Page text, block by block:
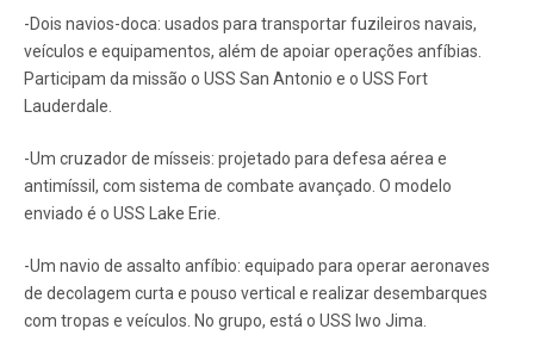
-Dois navios-doca: usados para transportar fuzileiros navais,
veículos e equipamentos, além de apoiar operações anfíbias.
Participam da missão o USS San Antonio e o USS Fort
Lauderdale.
-Um cruzador de mísseis: projetado para defesa aérea e
antimíssil, com sistema de combate avançado. O modelo
enviado é o USS Lake Erie.
-Um navio de assalto anfíbio: equipado para operar aeronaves
de decolagem curta e pouso vertical e realizar desembarques
com tropas e veículos. No grupo, está o USS Iwo Jima.